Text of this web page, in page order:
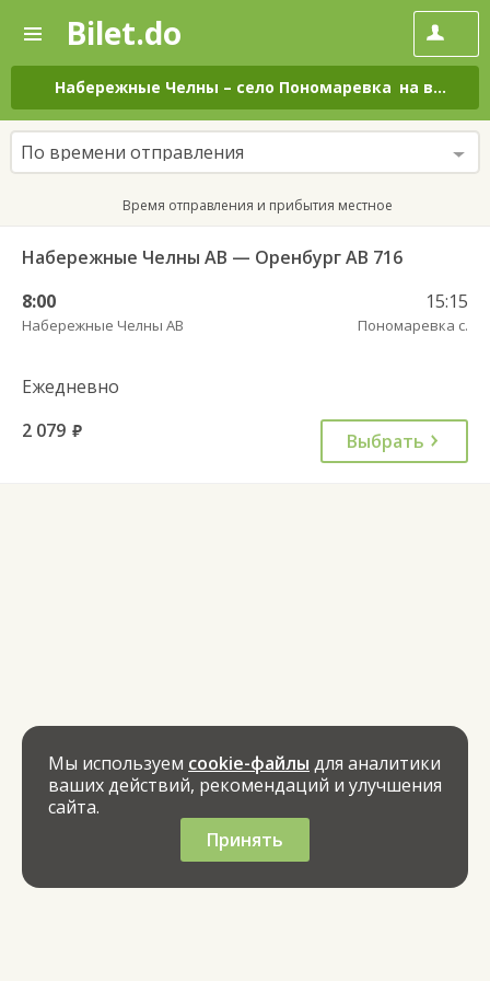
—
Поиск
и
покупка
билетов
на
автобус
онлайн
Bilet.do
Набережные Челны – село Пономаревка на все дни
По времени отправления
Время отправления и прибытия местное
Набережные Челны АВ — Оренбург АВ 716
8:00
Набережные Челны АВ
15:15
Пономаревка с.
Ежедневно
2 079 руб. Выбрать
Мы используем cookie-файлы для аналитики
ваших действий, рекомендаций и улучшения
сайта.
Принять